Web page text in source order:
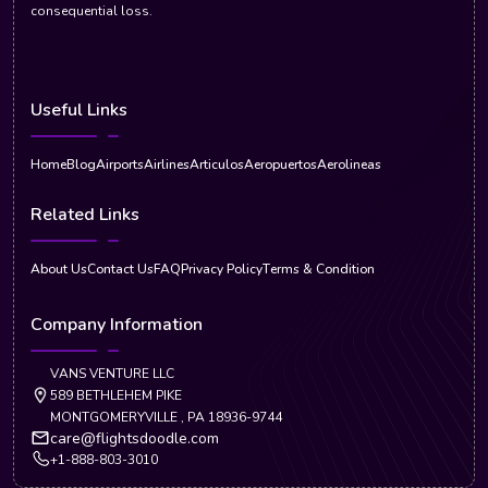
consequential loss.
Useful Links
HomeBlogAirportsAirlinesArticulosAeropuertosAerolineas
Related Links
About UsContact UsFAQPrivacy PolicyTerms & Condition
Company Information
VANS VENTURE LLC
589 BETHLEHEM PIKE
MONTGOMERYVILLE , PA 18936-9744
care@flightsdoodle.com
+1-888-803-3010